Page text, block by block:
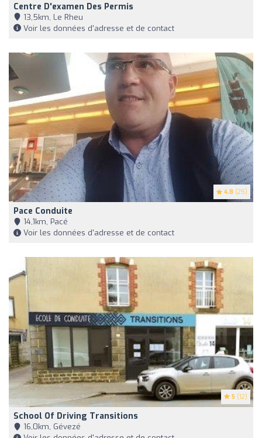
Centre D'examen Des Permis
13,5km, Le Rheu
Voir les données d'adresse et de contact
4.8 (25)
Pace Conduite
14,1km, Pacé
Voir les données d'adresse et de contact
5 (12)
School Of Driving Transitions
16,0km, Gévezé